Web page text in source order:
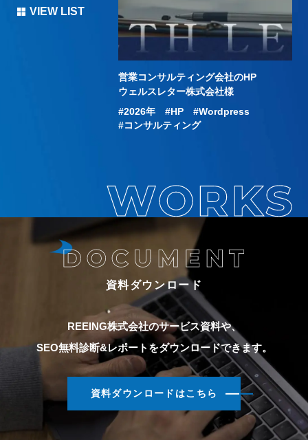
VIEW LIST
営業コンサルティング会社のHP
ウェルスレター株式会社様
2026年 HP
Wordpress
コンサルティング
資料ダウンロード
REEING株式会社のサービス資料や、
SEO無料診断&レポートをダウンロードできます。
資料ダウンロードはこちら